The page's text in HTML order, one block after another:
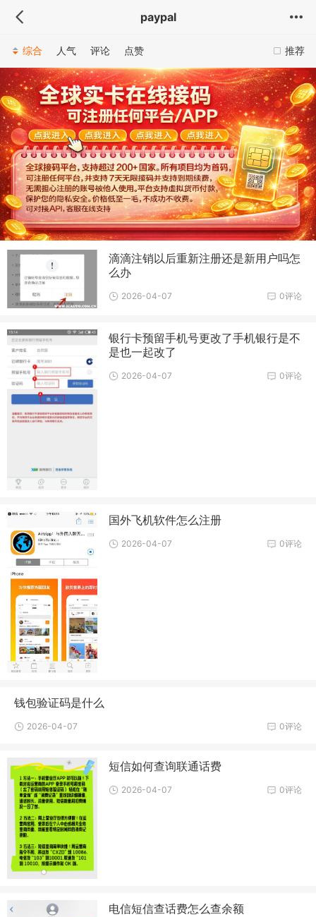
paypal
推荐
综合 人气 评论 点赞
滴滴注销以后重新注册还是新用户吗怎
么办
0评论
2026-04-07
银行卡预留手机号更改了手机银行是不
是也一起改了
0评论
2026-04-07
国外飞机软件怎么注册
0评论
2026-04-07
钱包验证码是什么
0评论
2026-04-07
短信如何查询联通话费
0评论
2026-04-07
电信短信查话费怎么查余额